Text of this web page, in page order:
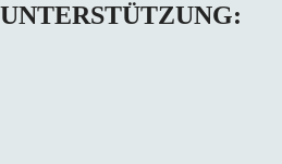
UNTERSTÜTZUNG: